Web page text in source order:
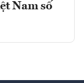
Nam số